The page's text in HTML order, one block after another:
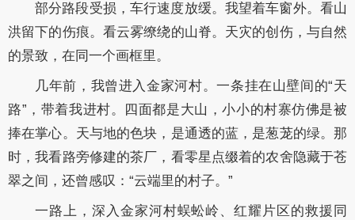
部分路段受损，车行速度放缓。我望着车窗外。看山
洪留下的伤痕。看云雾缭绕的山脊。天灾的创伤，与自然
的景致，在同一个画框里。
几年前，我曾进入金家河村。一条挂在山壁间的“天
路”，带着我进村。四面都是大山，小小的村寨仿佛是被
捧在掌心。天与地的色块，是通透的蓝，是葱茏的绿。那
时，我看路旁修建的茶厂，看零星点缀着的农舍隐藏于苍
翠之间，还曾感叹：“云端里的村子。”
一路上，深入金家河村蜈蚣岭、红耀片区的救援同